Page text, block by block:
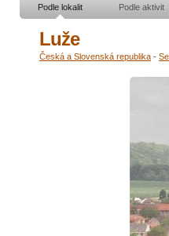
Podle lokalit Podle aktivit
Luže
Česká a Slovenská republika -